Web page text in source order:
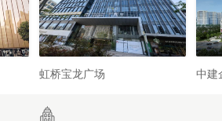
虹桥宝龙广场 中建